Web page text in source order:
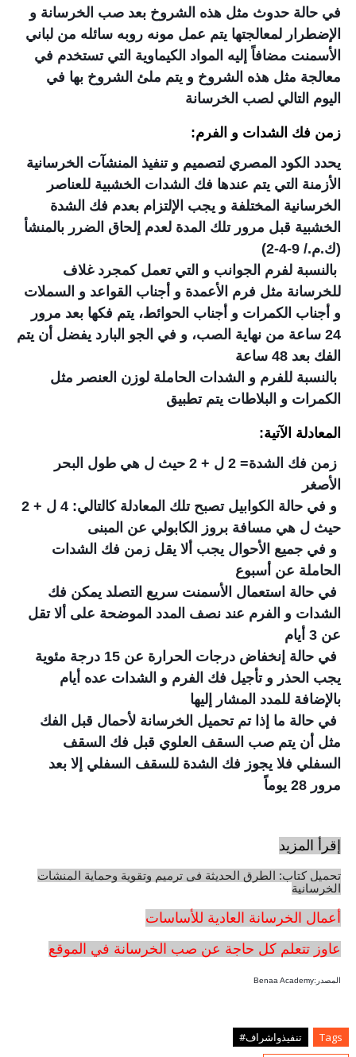
في حالة حدوث مثل هذه الشروخ بعد صب الخرسانة و
الإضطرار لمعالجتها يتم عمل مونه روبه سائله من لباني
الأسمنت مضافاً إليه المواد الكيماوية التي تستخدم في
معالجة مثل هذه الشروخ و يتم ملئ الشروخ بها في
اليوم التالي لصب الخرسانة
زمن فك الشدات و الفرم:
يحدد الكود المصري لتصميم و تنفيذ المنشآت الخرسانية
الأزمنة التي يتم عندها فك الشدات الخشبية للعناصر
الخرسانية المختلفة و يجب الإلتزام بعدم فك الشدة
الخشبية قبل مرور تلك المدة لعدم إلحاق الضرر بالمنشأ
(ك.م./ 9-4-2)
بالنسبة لفرم الجوانب و التي تعمل كمجرد غلاف
للخرسانة مثل فرم الأعمدة و أجناب القواعد و السملات
و أجناب الكمرات و أجناب الحوائط، يتم فكها بعد مرور
24 ساعة من نهاية الصب، و في الجو البارد يفضل أن يتم
الفك بعد 48 ساعة
بالنسبة للفرم و الشدات الحاملة لوزن العنصر مثل
الكمرات و البلاطات يتم تطبيق
المعادلة الآتية:
زمن فك الشدة= 2 ل + 2 حيث ل هي طول البحر
الأصغر
و في حالة الكوابيل تصبح تلك المعادلة كالتالي: 4 ل + 2
حيث ل هي مسافة بروز الكابولي عن المبنى
و في جميع الأحوال يجب ألا يقل زمن فك الشدات
الحاملة عن أسبوع
في حالة استعمال الأسمنت سريع التصلد يمكن فك
الشدات و الفرم عند نصف المدد الموضحة على ألا تقل
عن 3 أيام
في حالة إنخفاض درجات الحرارة عن 15 درجة مئوية
يجب الحذر و تأجيل فك الفرم و الشدات عده أيام
بالإضافة للمدد المشار إليها
في حالة ما إذا تم تحميل الخرسانة لأحمال قبل الفك
مثل أن يتم صب السقف العلوي قبل فك السقف
السفلي فلا يجوز فك الشدة للسقف السفلي إلا بعد
مرور 28 يوماً
إقرأ المزيد
تحميل كتاب: الطرق الحديثة فى ترميم وتقوية وحماية المنشات
الخرسانية
أعمال الخرسانة العادية للأساسات
عاوز تتعلم كل حاجة عن صب الخرسانة في الموقع
المصدر:Benaa Academy
Tags تنفيذواشراف#